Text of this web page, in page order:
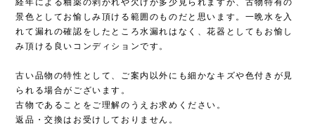
経年による釉薬の剥がれや欠けが多少見られますが、古物特有の
景色としてお愉しみ頂ける範囲のものだと思います。一晩水を入
れて漏れの確認をしたところ水漏れはなく、花器としてもお愉し
み頂ける良いコンディションです。
古い品物の特性として、ご案内以外にも細かなキズや色付きが見
られる場合がございます。
古物であることをご理解のうえお求めください。
返品・交換はお受けしておりません。